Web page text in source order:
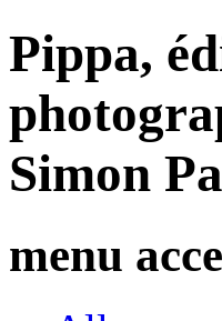
Pippa,
Simon
menu